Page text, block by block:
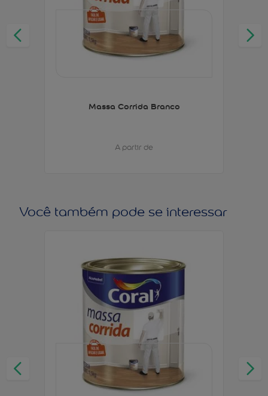
Massa Corrida Branco
A partir de
Você também pode se interessar